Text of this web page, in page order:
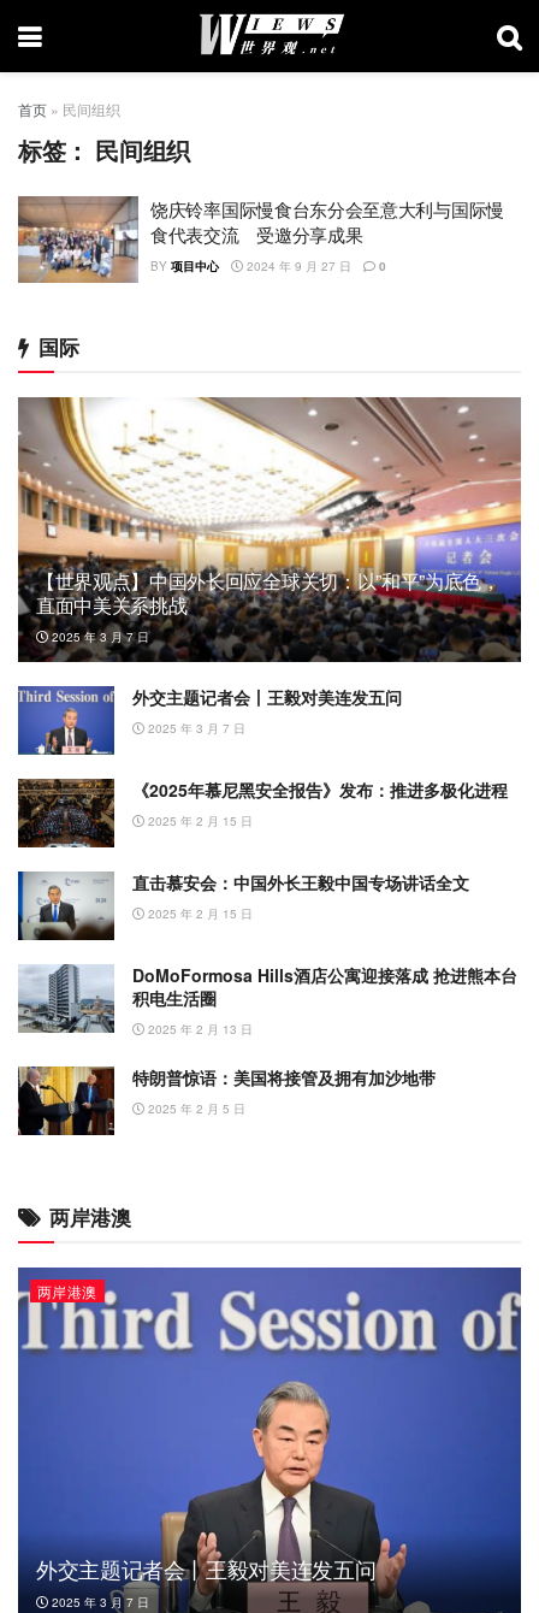
首页 » 民间组织
标签： 民间组织
饶庆铃率国际慢食台东分会至意大利与国际慢
食代表交流 受邀分享成果
BY 项目中心 2024 年 9 月 27 日 0
国际
【世界观点】中国外长回应全球关切：以”和平”为底色，
直面中美关系挑战
2025 年 3 月 7 日
外交主题记者会丨王毅对美连发五问
2025 年 3 月 7 日
《2025年慕尼黑安全报告》发布：推进多极化进程
2025 年 2 月 15 日
直击慕安会：中国外长王毅中国专场讲话全文
2025 年 2 月 15 日
DoMoFormosa Hills酒店公寓迎接落成 抢进熊本台
积电生活圈
2025 年 2 月 13 日
特朗普惊语：美国将接管及拥有加沙地带
2025 年 2 月 5 日
两岸港澳
两岸港澳
外交主题记者会丨王毅对美连发五问
2025 年 3 月 7 日